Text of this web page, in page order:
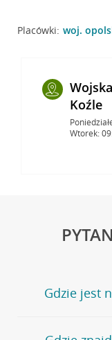
Placówki: woj.
Koźle
Wtorek:
Gdzie jest
Jeśli szukasz